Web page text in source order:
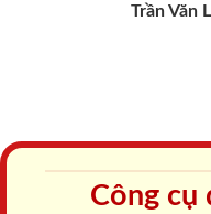
Trần Văn
Công cụ